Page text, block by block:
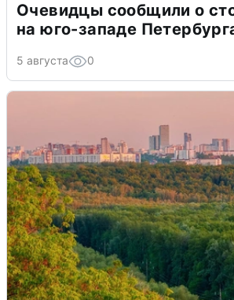
Очевидцы сообщили о
на юго-западе
5 августа 0